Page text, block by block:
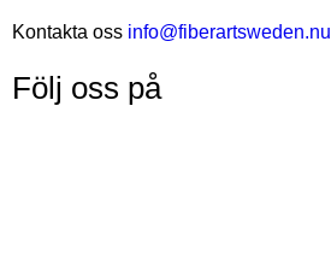
Kontakta oss info@fiberartsweden.nu
Följ oss på